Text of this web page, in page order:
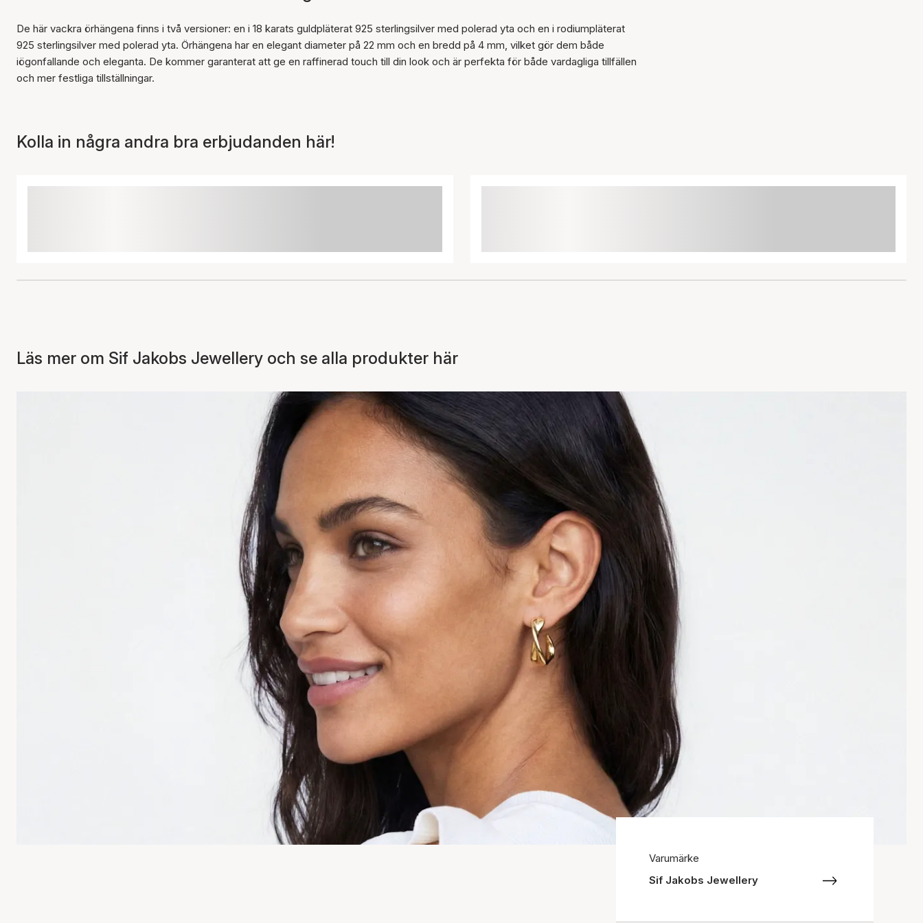
De här vackra örhängena finns i två versioner: en i 18 karats guldpläterat 925 sterlingsilver med polerad yta och en i rodiumpläterat
925 sterlingsilver med polerad yta. Örhängena har en elegant diameter på 22 mm och en bredd på 4 mm, vilket gör dem både
iögonfallande och eleganta. De kommer garanterat att ge en raffinerad touch till din look och är perfekta för både vardagliga tillfällen
och mer festliga tillställningar.
Kolla in några andra bra erbjudanden här!
Läs mer om Sif Jakobs Jewellery och se alla produkter här
Varumärke
Sif Jakobs Jewellery